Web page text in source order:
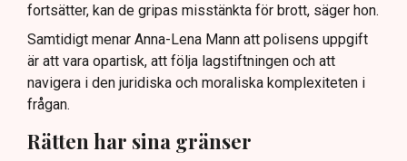
fortsätter, kan de gripas misstänkta för brott, säger hon.
Samtidigt menar Anna-Lena Mann att polisens uppgift
är att vara opartisk, att följa lagstiftningen och att
navigera i den juridiska och moraliska komplexiteten i
frågan.
Rätten har sina gränser